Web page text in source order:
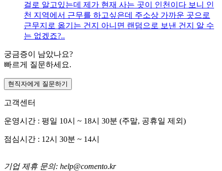
걸로 알고있는데 제가 현재 사는 곳이 인천이다 보니 인
천 지역에서 근무를 하고싶은데 주소상 가까운 곳으로
근무지로 옮기는 건지 아니면 랜덤으로 보낸 건지 알 수
는 없겠죠?..
궁금증이 남았나요?
빠르게 질문하세요.
현직자에게 질문하기
고객센터
운영시간 : 평일 10시 ~ 18시 30분 (주말, 공휴일 제외)
점심시간 : 12시 30분 ~ 14시
기업 제휴 문의: help@comento.kr